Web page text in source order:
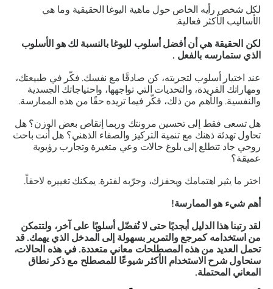
لكل شخص رأيه الخاص حول ماهية اليوغا الحقيقية وما هي
الأساليب الأكثر فعالية.
لكن الحقيقة هي أن أفضل أسلوب لليوغا بالنسبة لك هو الأسلوب
الذي ستمارسه بالفعل.
عند اختيار أسلوب لتجربته، كن صادقًا مع نفسك. فكّر في طبيعتك،
ومهاراتك الفريدة، والتحديات التي تواجهها، واحتياجاتك الجسدية
والنفسية. والأهم من ذلك، فكّر فيما تريده حقًامنهذه الممارسة.
هل تسعى فقط إلى تحسين مرونتك وربما إنقاص بعض الوزن؟ هل
تحاول تهدئة ذهنك مع تنمية التركيز والصفاء الذهني؟ هل أنت باحث
روحي جاد تتطلع إلى بلوغ حالات وعي متغيرة وتجارب رؤيوية
عميقة؟
اختر ما يثير اهتمامك ويحفزك، وجرّبه لفترة. يمكنك تغييره لاحقاً.
أهم شيء هو الممارسة!
لقد رتبنا هذا الدليل أبجديًا حتى لا نُفضّل أسلوبًا على آخر، ولتتمكن
من استخدامه كمرجع والتمرير بسهولة إلى المدخل الذي يهمك. قد
تحمل العديد من هذه المصطلحات معاني متعددة. في هذه الحالات،
سنحاول شرح الاستخدام الأكثر شيوعًا للمصطلح مع ذكر نطاق
المعاني المحتملة.